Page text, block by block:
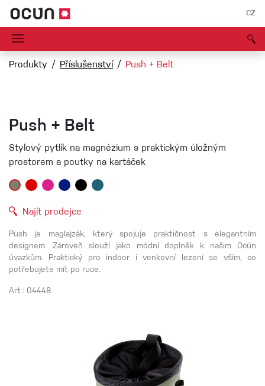
CZ
Produkty Příslušenství Push + Belt
Push + Belt
Stylový pytlík na magnézium s praktickým úložným
prostorem a poutky na kartáček
Najít prodejce
Push je maglajzák, který spojuje praktičnost s elegantním
designem. Zároveň slouží jako módní doplněk k našim Ocún
úvazkům. Praktický pro indoor i venkovní lezení se vším, co
potřebujete mít po ruce.
Art.: 04448